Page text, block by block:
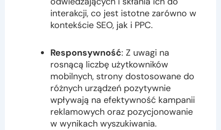
interakcji, co jest istotne zarówno w
kontekście SEO, jak i PPC.
Responsywność: Z uwagi na
rosnącą liczbę użytkowników
mobilnych, strony dostosowane do
różnych urządzeń pozytywnie
wpływają na efektywność kampanii
reklamowych oraz pozycjonowanie
w wynikach wyszukiwania.